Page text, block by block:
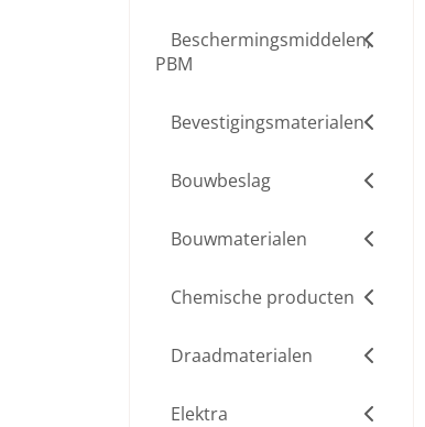
Beschermingsmiddelen,
PBM
Bevestigingsmaterialen
Bouwbeslag
Bouwmaterialen
Chemische producten
Draadmaterialen
Elektra